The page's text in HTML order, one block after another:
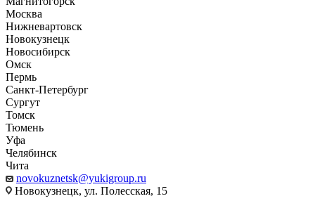
Москва
Нижневартовск
Новокузнецк
Новосибирск
Омск
Пермь
Санкт-Петербург
Сургут
Томск
Тюмень
Уфа
Челябинск
Чита
novokuznetsk@yukigroup.ru
Новокузнецк, ул. Полесская, 15